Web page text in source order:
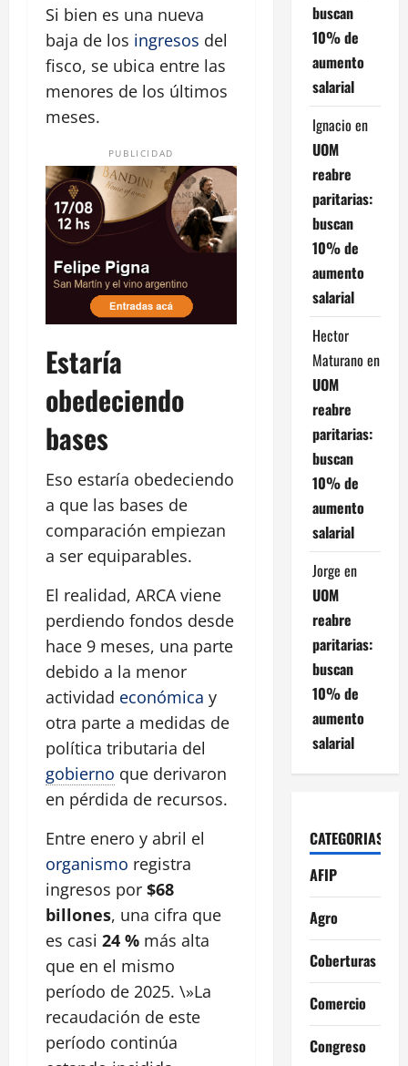
Si bien es una nueva
baja de los ingresos del
fisco, se ubica entre las
menores de los últimos
meses.
PUBLICIDAD
Estaría
obedeciendo
bases
Eso estaría obedeciendo
a que las bases de
comparación empiezan
a ser equiparables.
El realidad, ARCA viene
perdiendo fondos desde
hace 9 meses, una parte
debido a la menor
actividad económica y
otra parte a medidas de
política tributaria del
gobierno que derivaron
en pérdida de recursos.
Entre enero y abril el
organismo registra
ingresos por $68
billones, una cifra que
es casi 24 % más alta
que en el mismo
período de 2025. \»La
recaudación de este
período continúa
buscan
10% de
aumento
salarial
Ignacio en
UOM
reabre
paritarias:
buscan
10% de
aumento
salarial
Hector
Maturano en
UOM
reabre
paritarias:
buscan
10% de
aumento
salarial
Jorge en
UOM
reabre
paritarias:
buscan
10% de
aumento
salarial
CATEGORIAS
AFIP
Agro
Coberturas
Comercio
Congreso